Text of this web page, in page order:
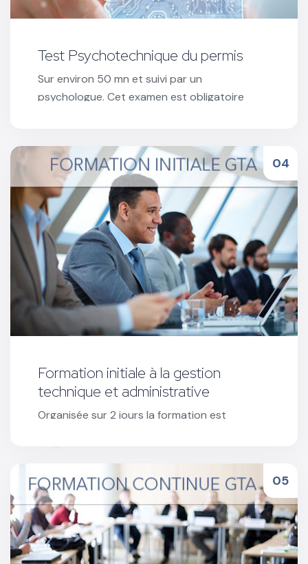
Test Psychotechnique du permis
Sur environ 50 mn et suivi par un
psychologue. Cet examen est obligatoire
Réserver votre test
Formation initiale à la gestion
technique et administrative
Organisée sur 2 jours la formation est
Réserver votre formation